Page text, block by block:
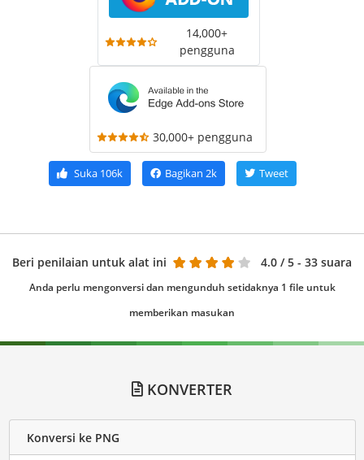
14,000+
pengguna
30,000+ pengguna
Suka106k Bagikan 2k Tweet
Beri penilaian untuk alat ini 4.0 / 5 - 33 suara
Anda perlu mengonversi dan mengunduh setidaknya 1 file untuk
memberikan masukan
KONVERTER
Konversi ke PNG